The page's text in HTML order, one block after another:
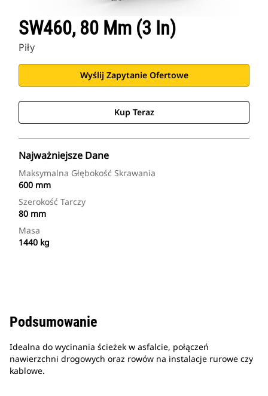
SW460, 80 Mm (3 In)
Piły
Wyślij Zapytanie Ofertowe
Kup Teraz
Najważniejsze Dane
Maksymalna Głębokość Skrawania
600 mm
Szerokość Tarczy
80 mm
Masa
1440 kg
Podsumowanie
Idealna do wycinania ścieżek w asfalcie, połączeń
nawierzchni drogowych oraz rowów na instalacje rurowe czy
kablowe.